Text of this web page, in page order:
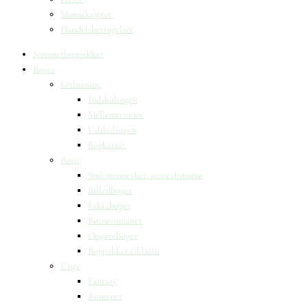
Manuskripter
Handelsbetingelser
Sommerbogpakker
Bøger
Letlæsning
Indskolingen
Mellemtrinnet
Udskolingen
Bogkasser
Børn
Små mennesker, store drømme
Billedbøger
Faktabøger
Børneromaner
Opgavebøger
Bogpakker til børn
Unge
Fantasy
Romaner